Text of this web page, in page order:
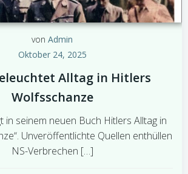
von Admin
Oktober 24, 2025
Alltag in Hitlers
Wolfsschanze
in seinem neuen Buch Hitlers Alltag in
Unveröffentlichte Quellen enthüllen
NS-Verbrechen […]